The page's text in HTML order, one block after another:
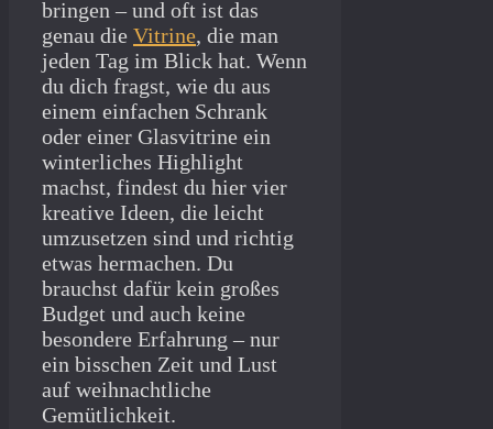
bringen – und oft ist das
genau die Vitrine, die man
jeden Tag im Blick hat. Wenn
du dich fragst, wie du aus
einem einfachen Schrank
oder einer Glasvitrine ein
winterliches Highlight
machst, findest du hier vier
kreative Ideen, die leicht
umzusetzen sind und richtig
etwas hermachen. Du
brauchst dafür kein großes
Budget und auch keine
besondere Erfahrung – nur
ein bisschen Zeit und Lust
auf weihnachtliche
Gemütlichkeit.